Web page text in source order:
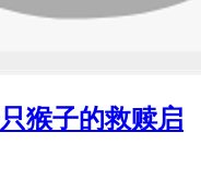
猴子的救赎启